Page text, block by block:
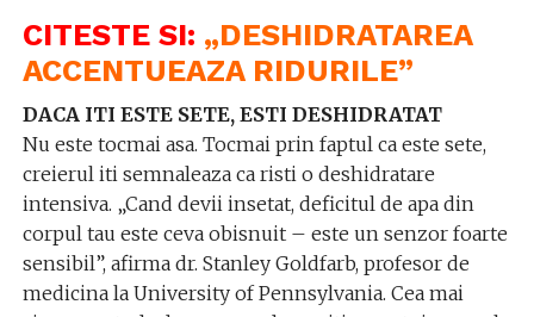
CITESTE SI: „DESHIDRATAREA
ACCENTUEAZA RIDURILE”
DACA ITI ESTE SETE, ESTI DESHIDRATAT
Nu este tocmai asa. Tocmai prin faptul ca este sete,
creierul iti semnaleaza ca risti o deshidratare
intensiva. „Cand devii insetat, deficitul de apa din
corpul tau este ceva obisnuit – este un senzor foarte
sensibil”, afirma dr. Stanley Goldfarb, profesor de
medicina la University of Pennsylvania. Cea mai